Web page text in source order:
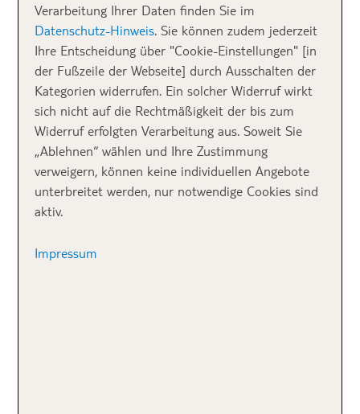
Kreta: die größte
griechische Insel
Die für mich schönste griechische Insel ist Kreta
liebe die Vielfalt, die mir die Insel bietet. Ob
traumhafte Strändewie Elafonissi,wunderschöne
Städtewie Agios Nikolaos oderhistorische Stätten
und Ausgrabungen. Auch Wanderungen oder Trekking
durch die längste Schlucht Europas sind möglich.
Verarbeitung Ihrer Daten finden Sie im
Datenschutz-Hinweis. Sie können zudem jederzeit
Ihre Entscheidung über "Cookie-Einstellungen" [in
der Fußzeile der Webseite] durch Ausschalten der
Kategorien widerrufen. Ein solcher Widerruf wirkt
sich nicht auf die Rechtmäßigkeit der bis zum
Widerruf erfolgten Verarbeitung aus. Soweit Sie
„Ablehnen“ wählen und Ihre Zustimmung
verweigern, können keine individuellen Angebote
unterbreitet werden, nur notwendige Cookies sind
aktiv.
Impressum